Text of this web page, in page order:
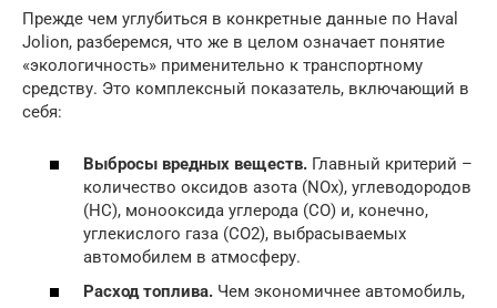
Прежде чем углубиться в конкретные данные по Haval
Jolion, разберемся, что же в целом означает понятие
«экологичность» применительно к транспортному
средству. Это комплексный показатель, включающий в
себя:
Выбросы вредных веществ. Главный критерий –
количество оксидов азота (NOx), углеводородов
(HC), монооксида углерода (CO) и, конечно,
углекислого газа (CO2), выбрасываемых
автомобилем в атмосферу.
Расход топлива. Чем экономичнее автомобиль,